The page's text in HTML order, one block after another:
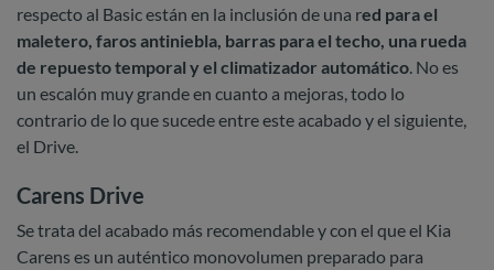
respecto al Basic están en la inclusión de una red para el
maletero, faros antiniebla, barras para el techo, una rueda
de repuesto temporal y el climatizador automático. No es
un escalón muy grande en cuanto a mejoras, todo lo
contrario de lo que sucede entre este acabado y el siguiente,
el Drive.
Carens Drive
Se trata del acabado más recomendable y con el que el Kia
Carens es un auténtico monovolumen preparado para